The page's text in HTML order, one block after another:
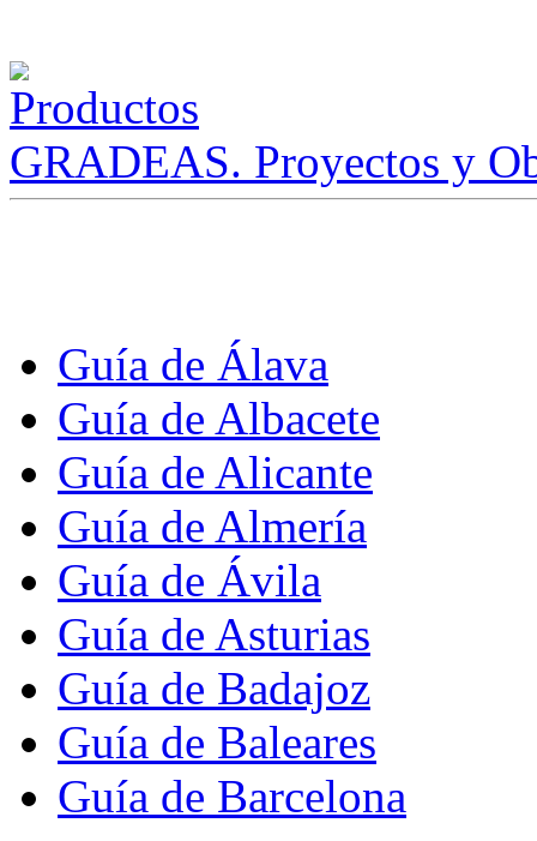
GRADEAS. Proyectos y
Guía de Álava
Guía de Albacete
Guía de Alicante
Guía de Almería
Guía de Ávila
Guía de Asturias
Guía de Badajoz
Guía de Baleares
Guía de Barcelona